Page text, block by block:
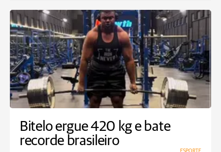
Bitelo ergue 420 kg e bate
recorde brasileiro
ESPORTE